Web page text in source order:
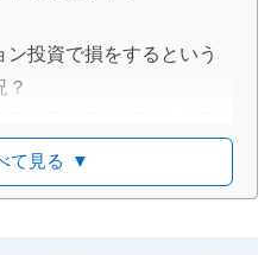
ン投資で損をするという
？
資初心者に販売
て見る ▼